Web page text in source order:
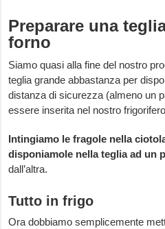
Preparare una
forno
Siamo quasi alla fine del nostro
teglia grande abbastanza per
distanza di sicurezza (almeno un
essere inserita nel nostro
Intingiamo le fragole nella
disponiamole nella teglia ad un
dall’altra.
Tutto in frigo
Ora dobbiamo semplicemente